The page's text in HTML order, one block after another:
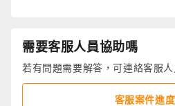
需要客服人員協助嗎
若有問題需要解答，可連絡客服
客服案件進